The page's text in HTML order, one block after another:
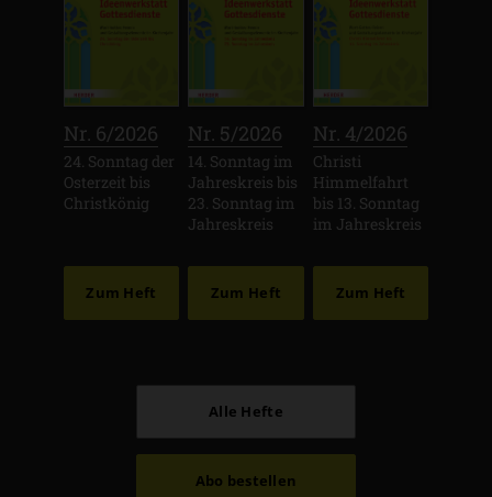
Nr. 6/2026
24. Sonntag der
Osterzeit bis
Christkönig
Zum Heft
Nr. 5/2026
14. Sonntag im
Jahreskreis bis
23. Sonntag im
Jahreskreis
Zum Heft
Nr. 4/2026
Christi
Himmelfahrt
bis 13. Sonntag
im Jahreskreis
Zum Heft
Alle Hefte
Abo bestellen